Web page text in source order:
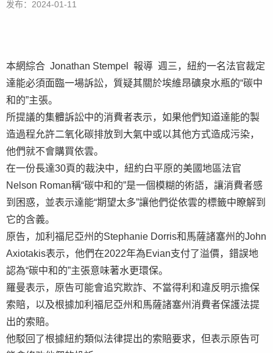
发布：2024-01-11
本網綜合 Jonathan Stempel 報導 週三，紐約一名法官裁定
達能必須面臨一場訴訟，質疑其關於埃維昂礦泉水瓶的“碳中
和的”主張。
所提議的集體訴訟中的消費者表示，如果他們知道達能的製
造過程允許二氧化碳排放到大氣中或以其他方式造成污染，
他們就不會購買依雲。
在一份長達30頁的裁決中，紐約白平原的美國地區法官
Nelson Roman稱“碳中和的”是一個模糊的術語，讓消費者感
到困惑，並表示達能“期望太多”讓他們從依雲的標籤中瞭解到
它的含義。
原告，加利福尼亞州的Stephanie Dorris和馬薩諸塞州的John
Axiotakis表示，他們在2022年為Evian支付了溢價，錯誤地
認為“碳中和的”主張意味著水更環保。
羅曼表示，原告可能會追究欺詐、不當得利和違反明示擔保
索賠，以及根據加利福尼亞州和馬薩諸塞州消費者保護法提
出的索賠。
他駁回了根據紐約類似法律提出的索賠要求，但表示原告可